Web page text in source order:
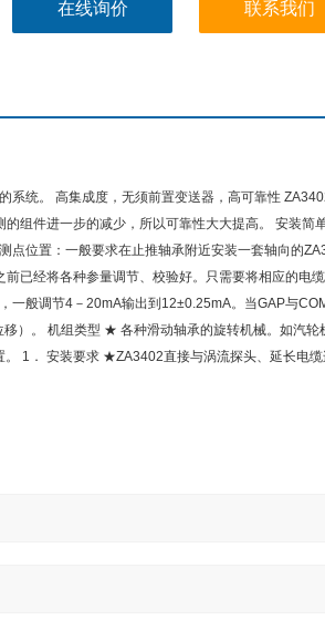
在线询价 联系我们
统。 高集成度，无须前置变送器，高可靠性
组件进一步的减少，所以可靠性大大提高。 安装简
位置：一般要求在止推轴承附近安装一套轴向的
已经将各种参量调节、校验好。只需要将相应的电
般调节4－20mA输出到12±0.25mA。当GAP与
。 机组类型 ★ 各种滑动轴承的旋转机械。如汽轮
1． 安装要求 ★ZA3402直接与涡流探头、延长电